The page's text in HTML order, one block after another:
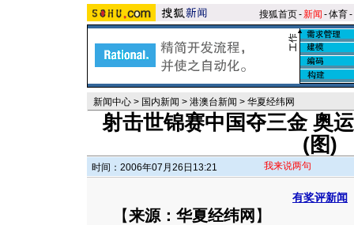
搜狐首页-新闻 -体育-
新闻中心 > 国内新闻 > 港澳台新闻 > 华夏经纬网
射击世锦赛中国夺三金 奥
(图)
时间：2006年07月26日13:21 我来说两句
有奖评新闻
【来源：华夏经纬网 】